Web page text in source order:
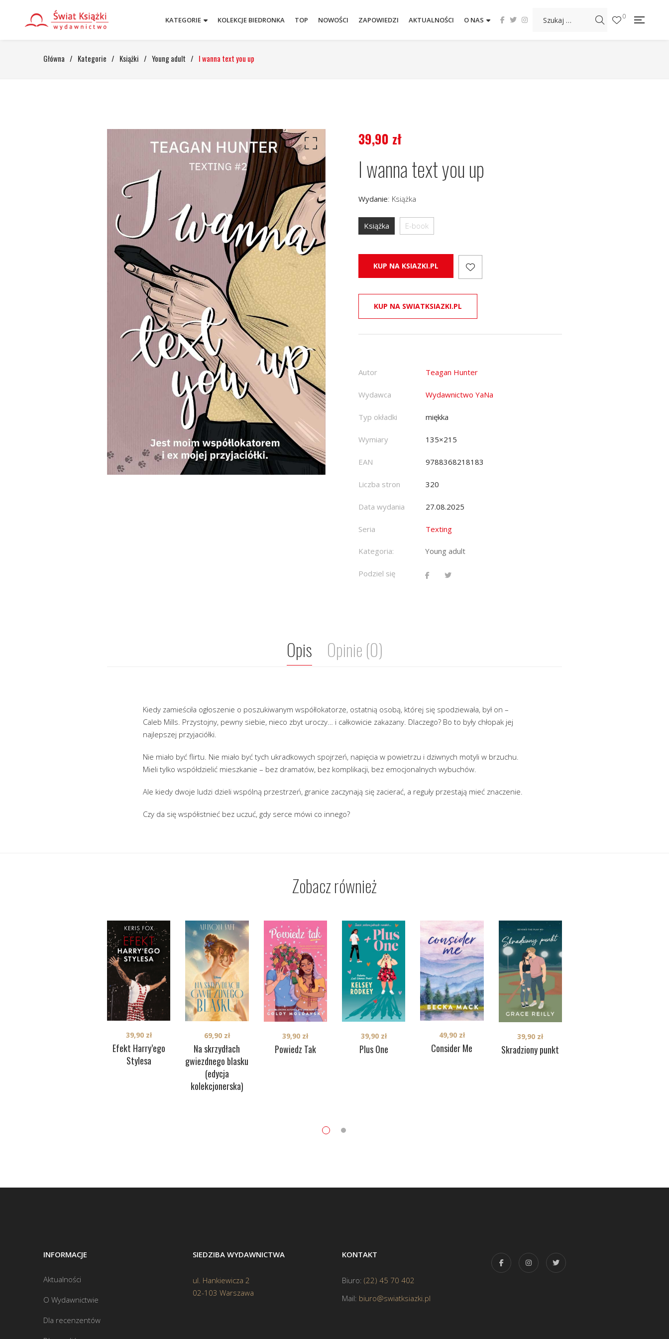
KATEGORIE KOLEKCJE BIEDRONKA TOP NOWOŚCI ZAPOWIEDZI AKTUALNOŚCI O NAS 0
Główna / Kategorie / Książki / Young adult / I wanna text you up
39,90 zł
I wanna text you up
Wydanie: Książka
Książka E-book
KUP NA KSIAZKI.PL
KUP NA SWIATKSIAZKI.PL
Autor Teagan Hunter
Wydawca Wydawnictwo YaNa
Typ okładki miękka
Wymiary 135×215
EAN 9788368218183
Liczba stron 320
Data wydania 27.08.2025
Seria Texting
Kategoria: Young adult
Podziel się
Opis Opinie (0)
Kiedy zamieściła ogłoszenie o poszukiwanym współlokatorze, ostatnią osobą, której się spodziewała, był on –
Caleb Mills. Przystojny, pewny siebie, nieco zbyt uroczy… i całkowicie zakazany. Dlaczego? Bo to były chłopak jej
najlepszej przyjaciółki.
Nie miało być flirtu. Nie miało być tych ukradkowych spojrzeń, napięcia w powietrzu i dziwnych motyli w brzuchu.
Mieli tylko współdzielić mieszkanie – bez dramatów, bez komplikacji, bez emocjonalnych wybuchów.
Ale kiedy dwoje ludzi dzieli wspólną przestrzeń, granice zaczynają się zacierać, a reguły przestają mieć znaczenie.
Czy da się współistnieć bez uczuć, gdy serce mówi co innego?
Zobacz również
Efekt Harry’ego
Stylesa
39,90 zł
Na skrzydłach
gwiezdnego blasku
(edycja
kolekcjonerska)
69,90 zł
Powiedz Tak
39,90 zł
Plus One
39,90 zł
Consider Me
49,90 zł
Skradziony punkt
39,90 zł
INFORMACJE
Aktualności
O Wydawnictwie
Dla recenzentów
SIEDZIBA WYDAWNICTWA
ul. Hankiewicza 2
02-103 Warszawa
KONTAKT
Biuro: (22) 45 70 402
Mail: biuro@swiatksiazki.pl